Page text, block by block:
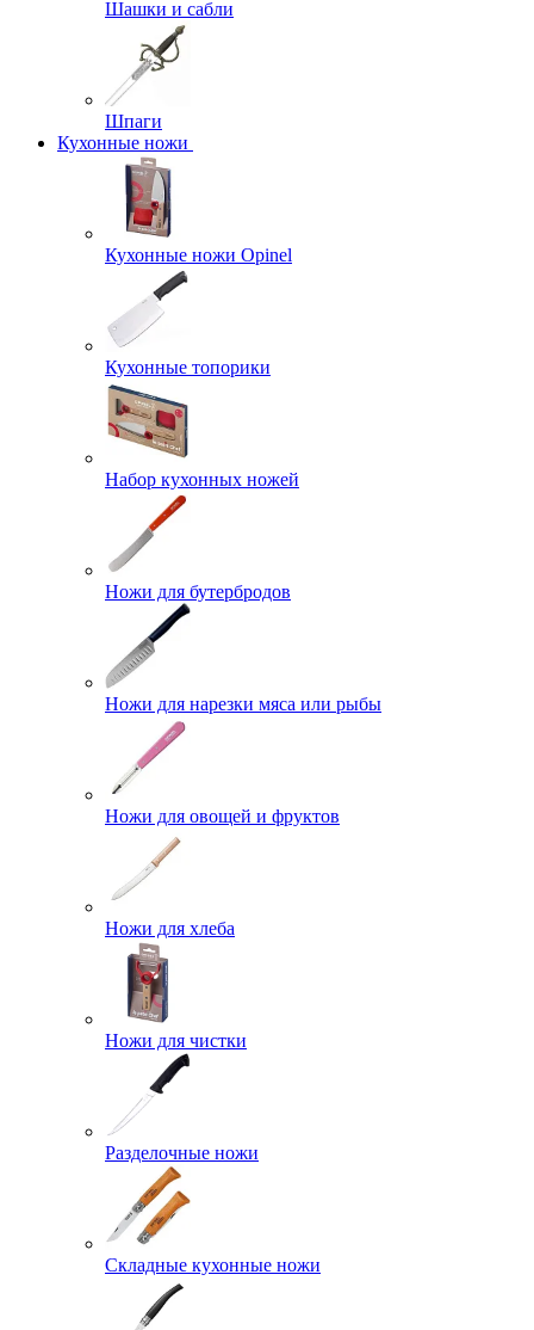
Шашки и сабли
Шпаги
Кухонные ножи
Кухонные ножи Opinel
Кухонные топорики
Набор кухонных ножей
Ножи для бутербродов
Ножи для нарезки мяса или рыбы
Ножи для овощей и фруктов
Ножи для хлеба
Ножи для чистки
Разделочные ножи
Складные кухонные ножи